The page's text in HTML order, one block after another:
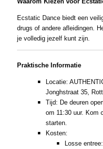
Ecstatic Dance biedt een
drugs of andere afleidingen.
je volledig jezelf kunt zijn.
Praktische Informatie
Locatie:
Jonghstraat 35,
Tijd: De deuren
om 11:30 uur. Kom
starten.
Kosten:
Losse